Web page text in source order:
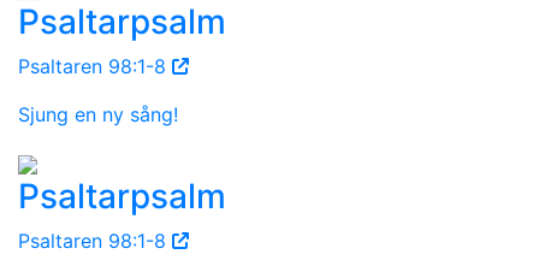
Psaltarpsalm
Psaltaren 98:1-8
Sjung en ny sång!
Psaltarpsalm
Psaltaren 98:1-8